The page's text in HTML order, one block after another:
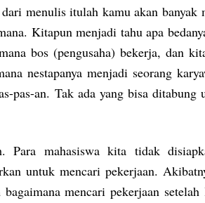
menulis itulah kamu akan banyak
Kitapun menjadi tahu apa
bos (pengusaha) bekerja, dan
nestapanya menjadi seorang
pas-an. Tak ada yang bisa ditabung
Para mahasiswa kita tidak
untuk mencari pekerjaan.
mencari pekerjaan